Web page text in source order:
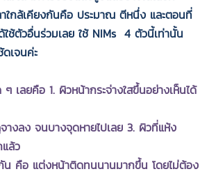
ใกล้เคียงกันคือ ประมาณ ตีหนึ่ง และตอนที่
ช้ตัวอื่นร่วมเลย ใช้ NIMs 4 ตัวนี้เท่านั้น
ดเจนค่ะ
เลยคือ 1. ผิวหน้ากระจ่างใสขึ้นอย่างเห็นได้
างลง จนบางจุดหายไปเลย 3. ผิวที่แห้ง
ล้ว
น คือ แต่งหน้าติดทนนานมากขึ้น โดยไม่ต้อง